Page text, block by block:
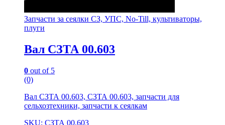
Запчасти за сеялки СЗ, УПС, No-Till, культиваторы,
плуги
Вал СЗТА 00.603
0 out of 5
(0)
Вал СЗТА 00.603, СЗТА 00.603, запчасти для
сельхозтехники, запчасти к сеялкам
SKU: СЗТА 00.603